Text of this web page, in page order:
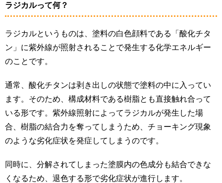
ラジカルって何？
ラジカルというものは、塗料の白色顔料である「酸化チタ
ン」に紫外線が照射されることで発生する化学エネルギー
のことです。
通常、酸化チタンは剥き出しの状態で塗料の中に入ってい
ます。そのため、構成材料である樹脂とも直接触れ合って
いる形です。紫外線照射によってラジカルが発生した場
合、樹脂の結合力を奪ってしまうため、チョーキング現象
のような劣化症状を発症してしまうのです。
同時に、分解されてしまった塗膜内の色成分も結合できな
くなるため、退色する形で劣化症状が進行します。